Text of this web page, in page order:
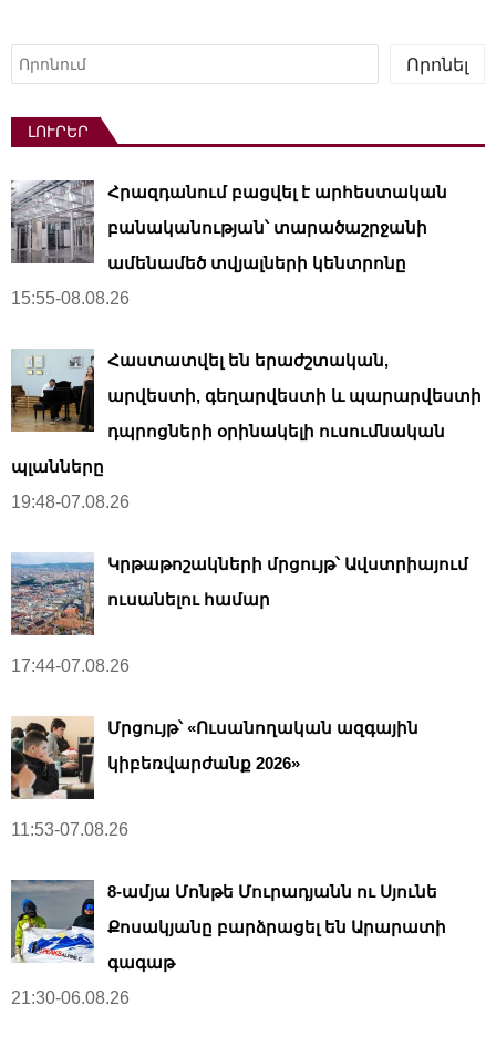
Որոնել
Որոնել
ԼՈՒՐԵՐ
Հրազդանում բացվել է արհեստական ​​
բանականության՝ տարածաշրջանի
ամենամեծ տվյալների կենտրոնը
15:55-08.08.26
Հաստատվել են երաժշտական,
արվեստի, գեղարվեստի և պարարվեստի
դպրոցների օրինակելի ուսումնական
պլանները
19:48-07.08.26
Կրթաթոշակների մրցույթ՝ Ավստրիայում
ուսանելու համար
17:44-07.08.26
Մրցույթ՝ «Ուսանողական ազգային
կիբեռվարժանք 2026»
11:53-07.08.26
8-ամյա Մոնթե Մուրադյանն ու Սյունե
Քոսակյանը բարձրացել են Արարատի
գագաթ
21:30-06.08.26